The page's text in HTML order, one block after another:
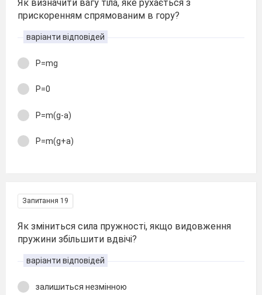
Як визначити вагу тіла, яке рухається з
прискоренням спрямованим в гору?
варіанти відповідей
P=mg
P=0
P=m(g-a)
P=m(g+a)
Запитання 19
Як зміниться сила пружності, якщо видовження
пружини збільшити вдвічі?
варіанти відповідей
залишиться незмінною